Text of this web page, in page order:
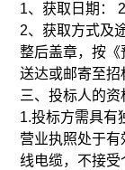
1、获取日期：
2、获取方式及
整后盖章，按
送达或邮寄至招
三、投标人的资
1.投标方需具有
营业执照处于
线电缆，不接